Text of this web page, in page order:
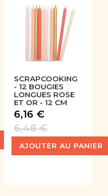
SCRAPCOOKING
- 12 BOUGIES
LONGUES ROSE
ET OR - 12 CM
6,16 €
6,48 €
AJOUTER AU PANIER